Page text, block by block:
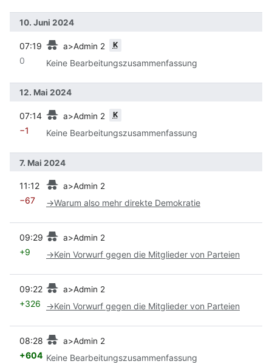
10. Juni 2024
07:19 a>Admin 2 K
0 Keine Bearbeitungszusammenfassung
12. Mai 2024
07:14 a>Admin 2 K
−1 Keine Bearbeitungszusammenfassung
7. Mai 2024
11:12 a>Admin 2
−67 →Warum also mehr direkte Demokratie
09:29 a>Admin 2
+9 →Kein Vorwurf gegen die Mitglieder von Parteien
09:22 a>Admin 2
+326 →Kein Vorwurf gegen die Mitglieder von Parteien
08:28 a>Admin 2
+604 Keine Bearbeitungszusammenfassung